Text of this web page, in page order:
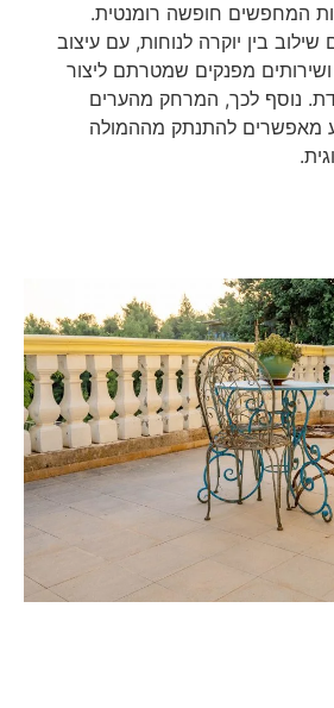
המחפשים חופשה רומנטית.
בין יוקרה לנוחות, עם עיצוב
מפנקים שמטרתם ליצור
נוסף לכך, המרחק מהערים
מאפשרים להתנתק מההמולה